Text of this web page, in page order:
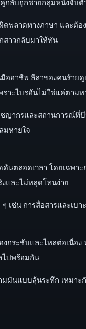
กลับถูกชายกลุ่มหนึ่งจับตั
พลาดทางภาษา และต้
สาวกลับมาให้ทัน
าชีพ ลีลาของคนร้ายดู
าะไบรอันไม่ใช่แค่ตามห
ชญากรและสถานการณ์
มหายใจ
นตลอดเวลา โดยเฉพ
และไม่หลุดโทนง่าย
เช่น การสื่อสารและเ
งกระชับและไหลต่อเนื่
ไปพร้อมกัน
มันแบบลุ้นระทึก เหมา